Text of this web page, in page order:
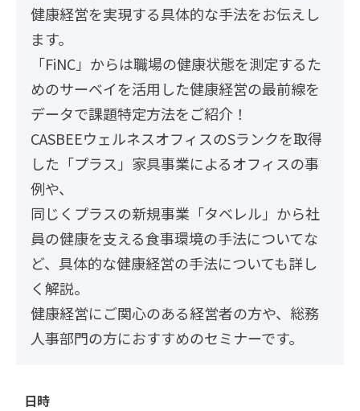
健康経営を実現する具体的な手法をお伝えし
ます。
「FiNC」からは職場の健康状態を測定するた
めのサーベイを活用した健康経営の最前線を
データで課題特定方法をご紹介！
CASBEEウェルネスオフィスのSランクを取得
した「プラス」家具事業によるオフィスの事
例や、
同じくプラスの新規事業「タベレル」から社
員の健康を支える食事環境の手法についてな
ど、具体的な健康経営の手法についても詳し
く解説。
健康経営にご関心のある経営者の方や、総務
人事部門の方におすすめのセミナーです。
日時